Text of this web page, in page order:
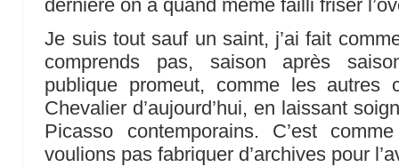
dernière on a quand même failli friser
Je suis tout sauf un saint, j’ai fait
comprends pas, saison après
publique promeut, comme les autres
Chevalier d’aujourd’hui, en laissant
Picasso contemporains. C’est
voulions pas fabriquer d’archives pour